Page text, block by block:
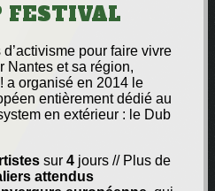
FESTIVAL
pour faire vivre
Nantes et sa région,
a organisé en 2014 le
entièrement dédié au
en extérieur : le Dub
sur 4 jours // Plus de
attendus